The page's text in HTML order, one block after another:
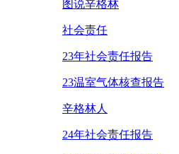
图说辛格林
社会责任
23年社会责任报告
23温室气体核查报告
辛格林人
24年社会责任报告